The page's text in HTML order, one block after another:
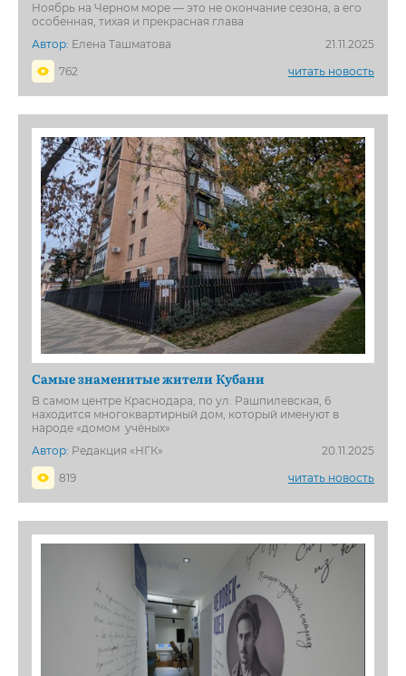
Ноябрь на Черном море — это не окончание сезона, а его
особенная, тихая и прекрасная глава
Автор: Елена Ташматова
21.11.2025
762
читать новость
Самые знаменитые жители Кубани
В самом центре Краснодара, по ул. Рашпилевская, 6
находится многоквартирный дом, который именуют в
народе «домом учёных»
Автор: Редакция «НГК»
20.11.2025
819
читать новость